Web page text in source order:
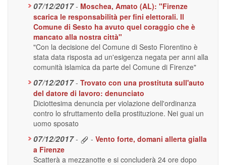
07/12/2017 - Moschea, Amato (AL): "Firenze
scarica le responsabilità per fini elettorali. Il
Comune di Sesto ha avuto quel coraggio che è
mancato alla nostra città"
"Con la decisione del Comune di Sesto Fiorentino è
stata data risposta ad un'esigenza negata per anni alla
comunità islamica da parte del Comune di Firenze"
07/12/2017 - Trovato con una prostituta sull'auto
del datore di lavoro: denunciato
Diciottesima denuncia per violazione dell'ordinanza
contro lo sfruttamento della prostituzione. Nei guai un
uomo sposato
07/12/2017 - - Vento forte, domani allerta gialla
a Firenze
Scatterà a mezzanotte e si concluderà 24 ore dopo